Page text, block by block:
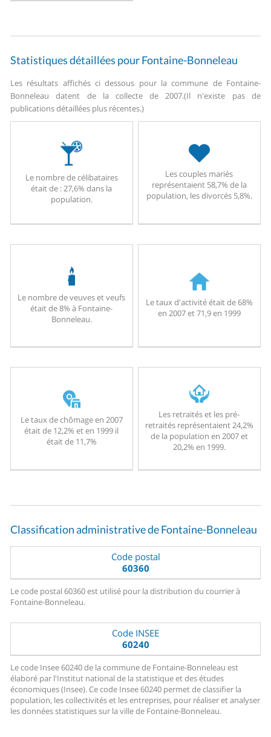
Statistiques détaillées pour Fontaine-Bonneleau
Les résultats affichés ci dessous pour la commune de Fontaine-
Bonneleau datent de la collecte de 2007.(Il n'existe pas de
publications détaillées plus récentes.)
Le nombre de célibataires
était de : 27,6% dans la
population.
Les couples mariés
représentaient 58,7% de la
population, les divorcés 5,8%.
Le nombre de veuves et veufs
était de 8% à Fontaine-
Bonneleau.
Le taux d'activité était de 68%
en 2007 et 71,9 en 1999
Le taux de chômage en 2007
était de 12,2% et en 1999 il
était de 11,7%
Les retraités et les pré-
retraités représentaient 24,2%
de la population en 2007 et
20,2% en 1999.
Classification administrative de Fontaine-Bonneleau
Code postal
60360
Le code postal 60360 est utilisé pour la distribution du courrier à
Fontaine-Bonneleau.
Code INSEE
60240
Le code Insee 60240 de la commune de Fontaine-Bonneleau est
élaboré par l'Institut national de la statistique et des études
économiques (Insee). Ce code Insee 60240 permet de classifier la
population, les collectivités et les entreprises, pour réaliser et analyser
les données statistiques sur la ville de Fontaine-Bonneleau.